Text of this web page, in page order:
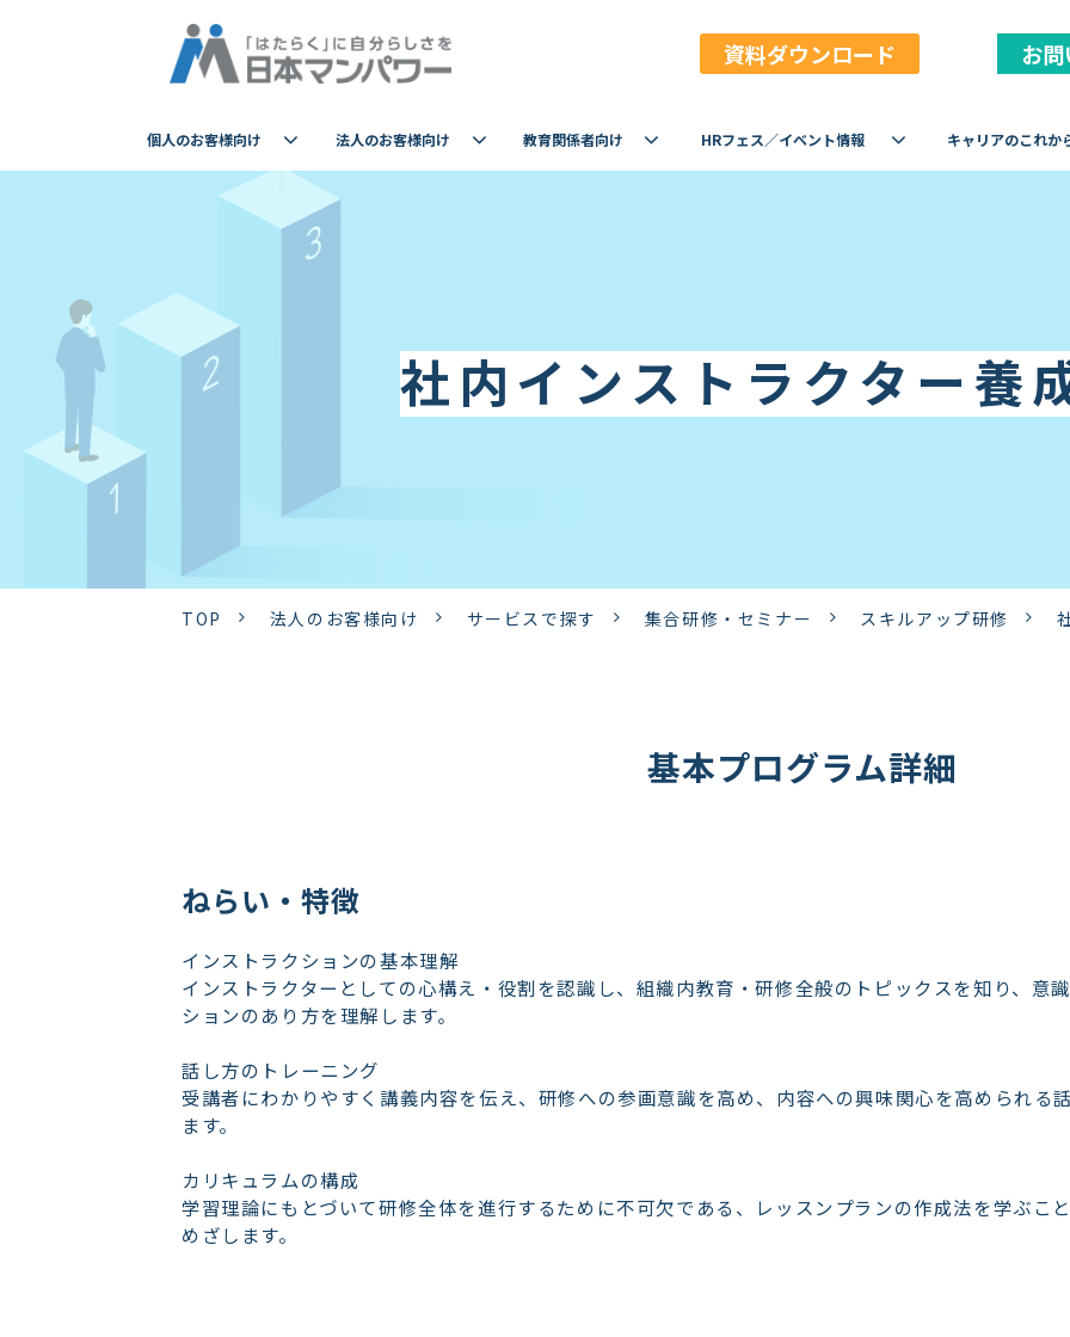
資料ダウンロード お
個人のお客様向け 法人のお客様向け 教育関係者向け HRフェス／イベント情報 キャリアのこれか
社内インストラクター養
TOP 法人のお客様向け サービスで探す 集合研修・セミナー スキルアップ研修
基本プログラム詳細
ねらい・特徴
インストラクションの基本理解
インストラクターとしての心構え・役割を認識し、組織内教育・研修全般のトピックスを知り、意
ションのあり方を理解します。
話し方のトレーニング
受講者にわかりやすく講義内容を伝え、研修への参画意識を高め、内容への興味関心を高められる
ます。
カリキュラムの構成
学習理論にもとづいて研修全体を進行するために不可欠である、レッスンプランの作成法を学ぶこ
めざします。